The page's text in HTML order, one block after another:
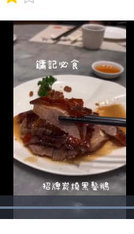
Loaded:
100.00%